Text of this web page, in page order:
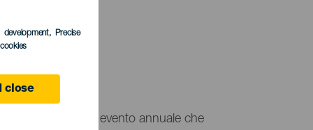
development, Precise
close
Canarie è un evento annuale che